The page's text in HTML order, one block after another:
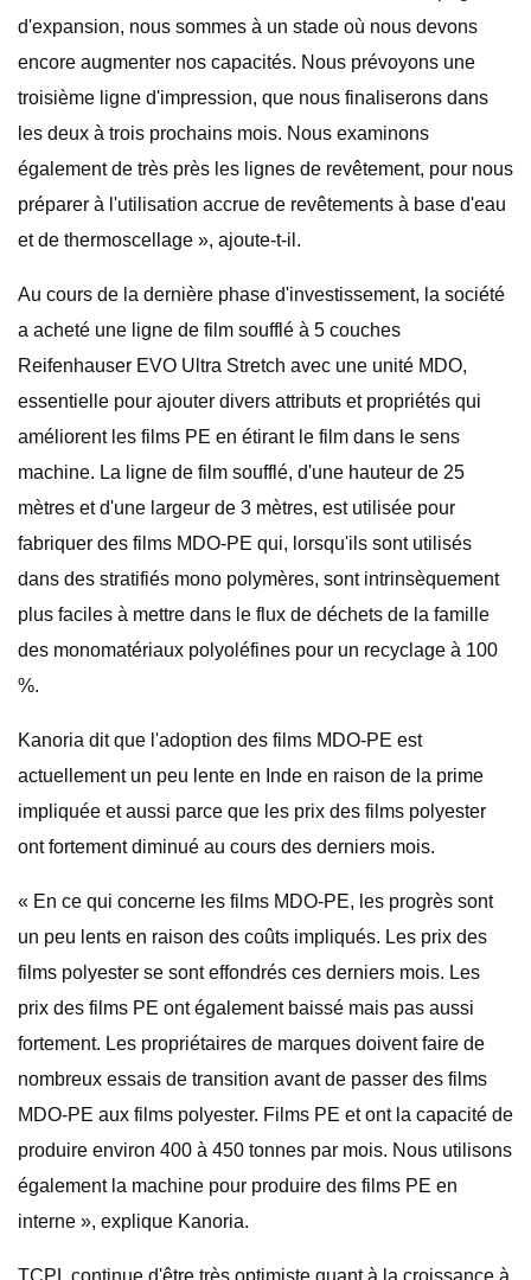
d'expansion, nous sommes à un stade où nous devons
encore augmenter nos capacités. Nous prévoyons une
troisième ligne d'impression, que nous finaliserons dans
les deux à trois prochains mois. Nous examinons
également de très près les lignes de revêtement, pour nous
préparer à l'utilisation accrue de revêtements à base d'eau
et de thermoscellage », ajoute-t-il.
Au cours de la dernière phase d'investissement, la société
a acheté une ligne de film soufflé à 5 couches
Reifenhauser EVO Ultra Stretch avec une unité MDO,
essentielle pour ajouter divers attributs et propriétés qui
améliorent les films PE en étirant le film dans le sens
machine. La ligne de film soufflé, d'une hauteur de 25
mètres et d'une largeur de 3 mètres, est utilisée pour
fabriquer des films MDO-PE qui, lorsqu'ils sont utilisés
dans des stratifiés mono polymères, sont intrinsèquement
plus faciles à mettre dans le flux de déchets de la famille
des monomatériaux polyoléfines pour un recyclage à 100
%.
Kanoria dit que l'adoption des films MDO-PE est
actuellement un peu lente en Inde en raison de la prime
impliquée et aussi parce que les prix des films polyester
ont fortement diminué au cours des derniers mois.
« En ce qui concerne les films MDO-PE, les progrès sont
un peu lents en raison des coûts impliqués. Les prix des
films polyester se sont effondrés ces derniers mois. Les
prix des films PE ont également baissé mais pas aussi
fortement. Les propriétaires de marques doivent faire de
nombreux essais de transition avant de passer des films
MDO-PE aux films polyester. Films PE et ont la capacité de
produire environ 400 à 450 tonnes par mois. Nous utilisons
également la machine pour produire des films PE en
interne », explique Kanoria.
TCPL continue d'être très optimiste quant à la croissance à